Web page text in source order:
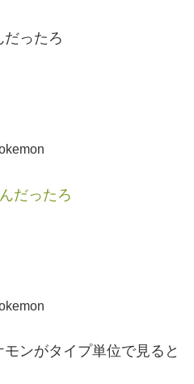
だったろ
だったろ
ンがタイプ単位で見ると